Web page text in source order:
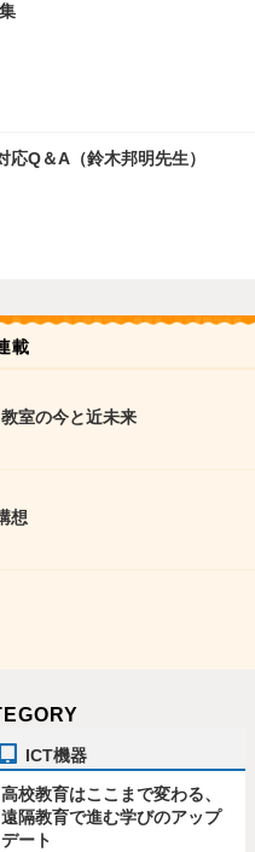
応Q＆A（鈴木邦明先生）
載
室の今と近未来
想
ICT機器
高校教育はここまで変わる、
遠隔教育で進む学びのアップ
デート